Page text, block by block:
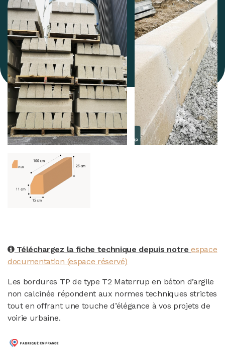
Téléchargez la fiche technique depuis notreespace
documentation (espace réservé)
Les bordures TP de type T2 Materrup en béton d’argile
non calcinée répondent aux normes techniques strictes
tout en offrant une touche d’élégance à vos projets de
voirie urbaine.